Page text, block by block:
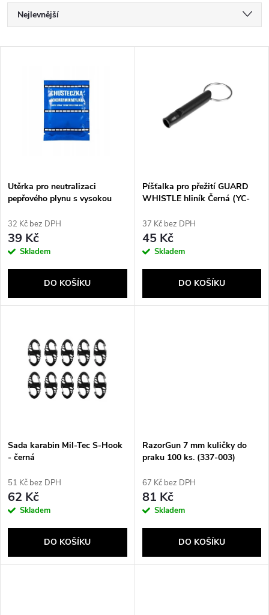
Ř
a
p
r
o
u
Nejlevnější
Abecedně
s
p
r
o
d
Utěrka pro neutralizaci
pepřového plynu s vysokou
32 Kč bez DPH
39 Kč
Skladem
DO KOŠÍKU
Píšťalka pro přežití GUARD
WHISTLE hliník Černá (YC-
37 Kč bez DPH
45 Kč
Skladem
DO KOŠÍKU
Sada karabin Mil-Tec S-Hook
- černá
51 Kč bez DPH
62 Kč
Skladem
DO KOŠÍKU
RazorGun 7 mm kuličky do
praku 100 ks. (337-003)
67 Kč bez DPH
81 Kč
Skladem
DO KOŠÍKU